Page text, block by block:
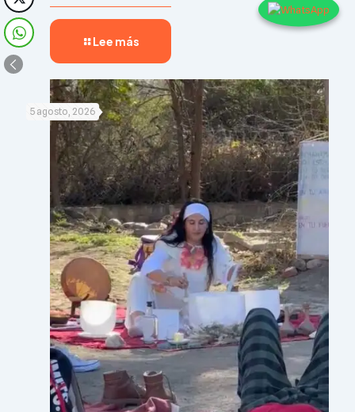
Lee más
5 agosto, 2026